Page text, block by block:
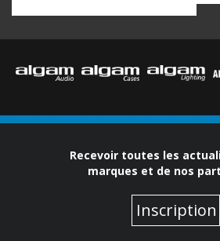
Recevoir toutes les
marques et de nos
Inscription